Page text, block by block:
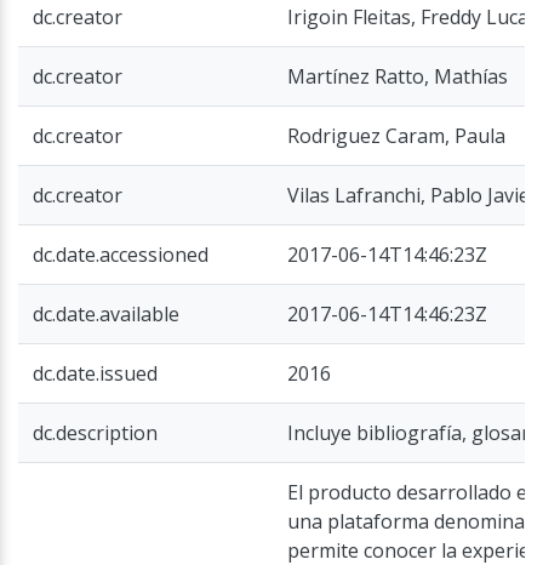
dc.creator Irigoin Fleitas, Freddy Lucas
dc.creator Martínez Ratto, Mathías
dc.creator Rodriguez Caram, Paula
dc.creator Vilas Lafranchi, Pablo Javier
dc.date.accessioned 2017-06-14T14:46:23Z
dc.date.available 2017-06-14T14:46:23Z
dc.date.issued 2016
dc.description Incluye bibliografía,
El producto desarrollado
una plataforma
permite conocer la